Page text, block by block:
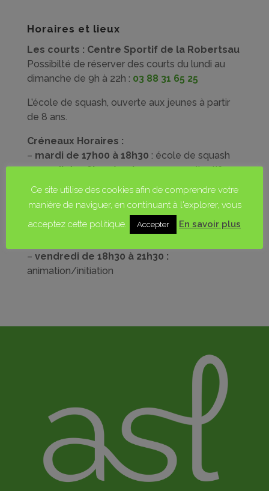
Horaires et lieux
Les courts : Centre Sportif de la Robertsau
Possibilté de réserver des courts du lundi au
dimanche de 9h à 22h : 03 88 31 65 25
L’école de squash, ouverte aux jeunes à partir
de 8 ans.
Créneaux Horaires :
– mardi de 17h00 à 18h30 : école de squash
–mardi de 18h30 à 20h00 :cours collectifs
(avec Jérémy)
école de
–jeudi de 19h15 à 21h30 : entraînement des
– vendredi de 18h30 à 21h30 :
animation/initiation
Ce site utilise des cookies afin de comprendre votre
manière de naviguer, en continuant à l'explorer, vous
acceptez cette politique.
Accepter En savoir plus